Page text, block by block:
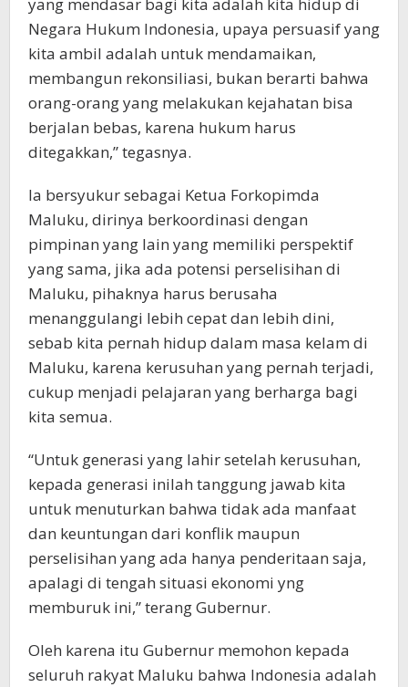
Negara Hukum Indonesia, upaya persuasif yang
kita ambil adalah untuk mendamaikan,
membangun rekonsiliasi, bukan berarti bahwa
orang-orang yang melakukan kejahatan bisa
berjalan bebas, karena hukum harus
ditegakkan,” tegasnya.
Ia bersyukur sebagai Ketua Forkopimda
Maluku, dirinya berkoordinasi dengan
pimpinan yang lain yang memiliki perspektif
yang sama, jika ada potensi perselisihan di
Maluku, pihaknya harus berusaha
menanggulangi lebih cepat dan lebih dini,
sebab kita pernah hidup dalam masa kelam di
Maluku, karena kerusuhan yang pernah terjadi,
cukup menjadi pelajaran yang berharga bagi
kita semua.
“Untuk generasi yang lahir setelah kerusuhan,
kepada generasi inilah tanggung jawab kita
untuk menuturkan bahwa tidak ada manfaat
dan keuntungan dari konflik maupun
perselisihan yang ada hanya penderitaan saja,
apalagi di tengah situasi ekonomi yng
memburuk ini,” terang Gubernur.
Oleh karena itu Gubernur memohon kepada
seluruh rakyat Maluku bahwa Indonesia adalah